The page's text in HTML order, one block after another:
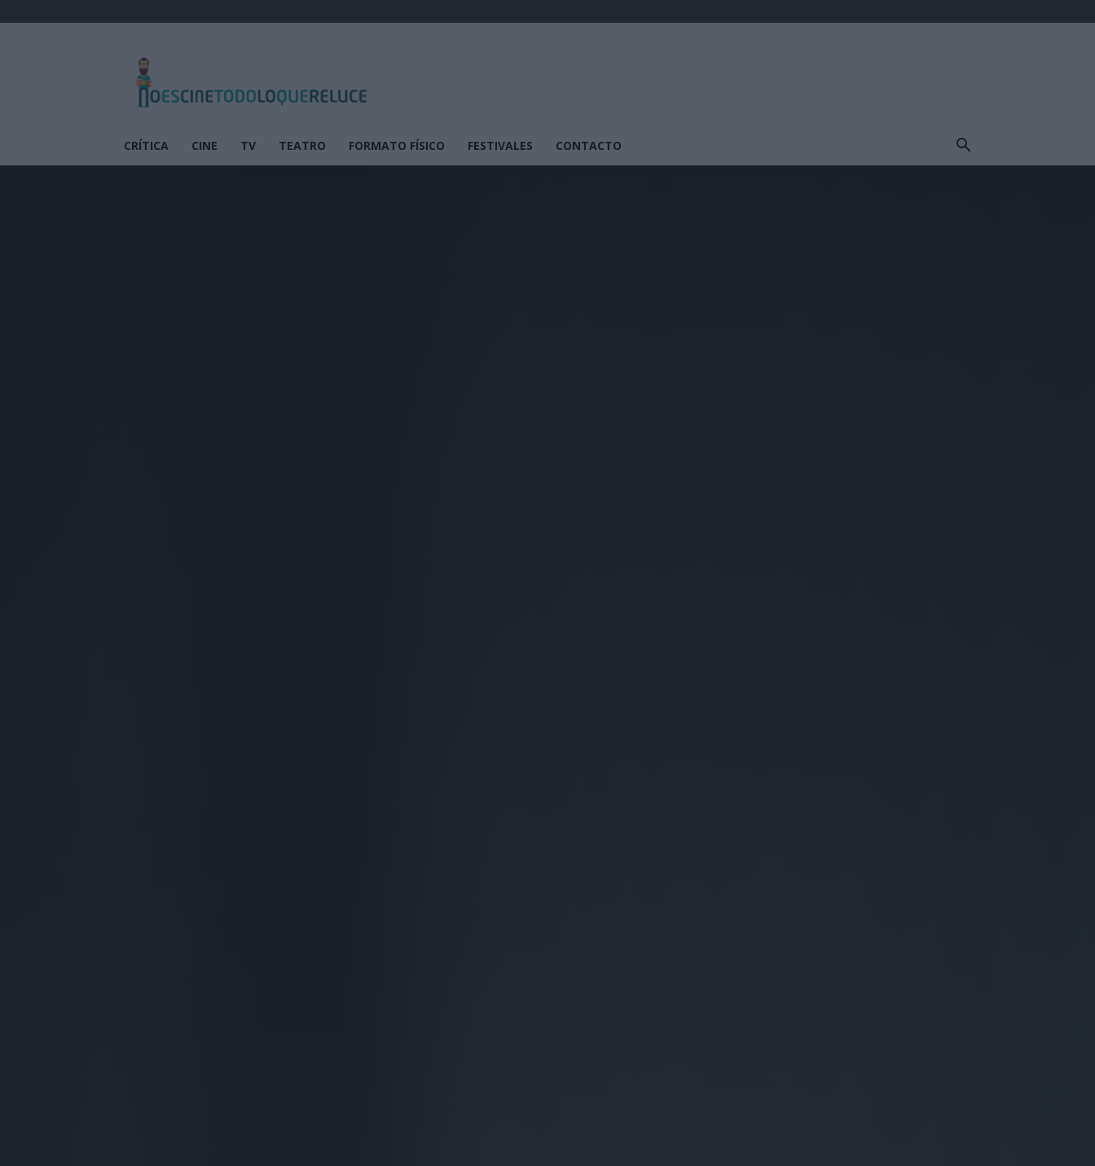
cine
todo
que
CRÍTICA CINE TV TEATRO FORMATO FÍSICO FESTIVALES CONTACTO